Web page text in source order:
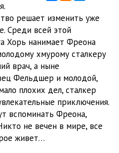
29:00
19:44
21:01
решает изменить уже
Среди всей этой
Хорь нанимает Фреона
хмурому сталкеру
врач, а ныне
Фельдшер и молодой,
плохих дел, сталкер
приключения.
вспоминать Фреона,
не вечен в мире, все
живет…